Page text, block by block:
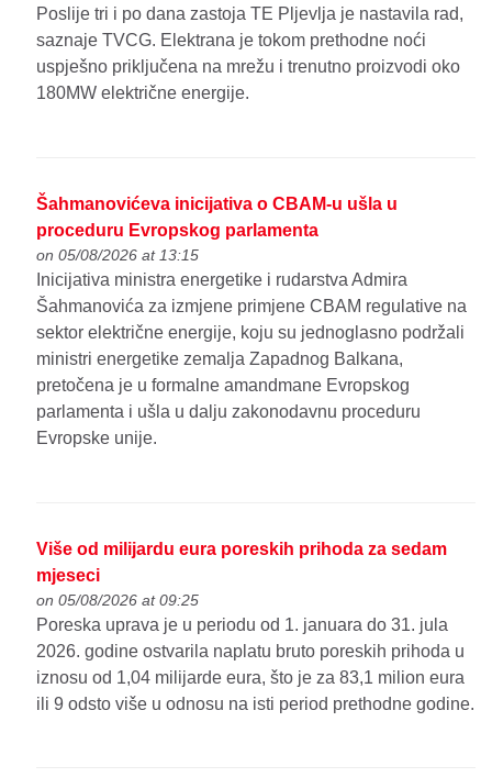
Poslije tri i po dana zastoja TE Pljevlja je nastavila rad,
saznaje TVCG. Elektrana je tokom prethodne noći
uspješno priključena na mrežu i trenutno proizvodi oko
180MW električne energije.
Šahmanovićeva inicijativa o CBAM-u ušla u
proceduru Evropskog parlamenta
on 05/08/2026 at 13:15
Inicijativa ministra energetike i rudarstva Admira
Šahmanovića za izmjene primjene CBAM regulative na
sektor električne energije, koju su jednoglasno podržali
ministri energetike zemalja Zapadnog Balkana,
pretočena je u formalne amandmane Evropskog
parlamenta i ušla u dalju zakonodavnu proceduru
Evropske unije.
Više od milijardu eura poreskih prihoda za sedam
mjeseci
on 05/08/2026 at 09:25
Poreska uprava je u periodu od 1. januara do 31. jula
2026. godine ostvarila naplatu bruto poreskih prihoda u
iznosu od 1,04 milijarde eura, što je za 83,1 milion eura
ili 9 odsto više u odnosu na isti period prethodne godine.